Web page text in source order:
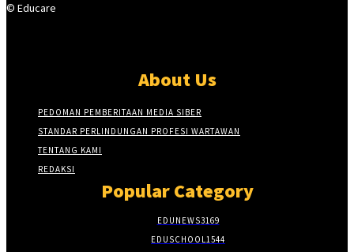
© Educare
About Us
PEDOMAN PEMBERITAAN MEDIA SIBER
STANDAR PERLINDUNGAN PROFESI WARTAWAN
TENTANG KAMI
REDAKSI
Popular Category
EDUNEWS3169
EDUSCHOOL1544